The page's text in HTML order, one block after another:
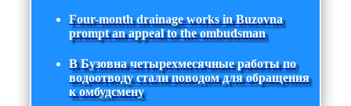
Four-month drainage works in Buzovna
prompt an appeal to the ombudsman
В Бузовна четырехмесячные работы по
водоотводу стали поводом для обращения
к омбудсмену